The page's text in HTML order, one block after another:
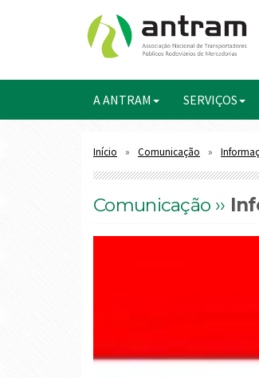
A ANTRAM SERVIÇOS
Início Comunicação
Comunicação ››